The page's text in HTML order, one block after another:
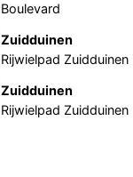
Boulevard
Zuidduinen
Rijwielpad Zuidduinen
Zuidduinen
Rijwielpad Zuidduinen